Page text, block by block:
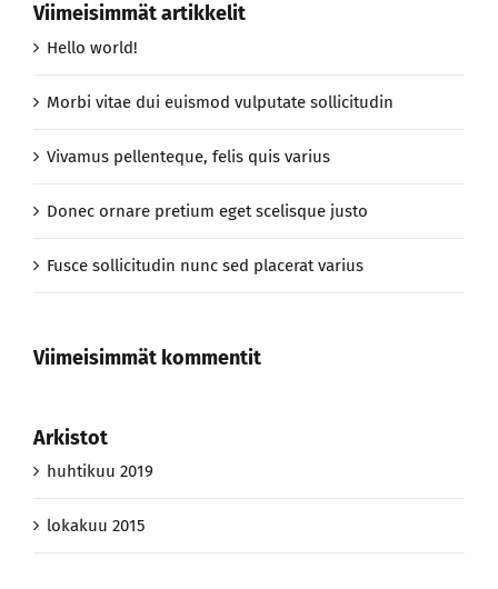
Viimeisimmät artikkelit
Hello world!
Morbi vitae dui euismod vulputate sollicitudin
Vivamus pellenteque, felis quis varius
Donec ornare pretium eget scelisque justo
Fusce sollicitudin nunc sed placerat varius
Viimeisimmät kommentit
Arkistot
huhtikuu 2019
lokakuu 2015